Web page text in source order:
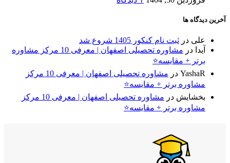
آخرین دیدگاه ها
علی در ثبت نام کنکور 1405 شروع شد
آیدا در
مشاوره تحصیلی اصفهان | معرفی 10 مرکز مشاوره
برتر + مقایسه⭐
YashaR در
مشاوره تحصیلی اصفهان | معرفی 10 مرکز
مشاوره برتر + مقایسه⭐
بخشایش در
مشاوره تحصیلی اصفهان | معرفی 10 مرکز
مشاوره برتر + مقایسه⭐